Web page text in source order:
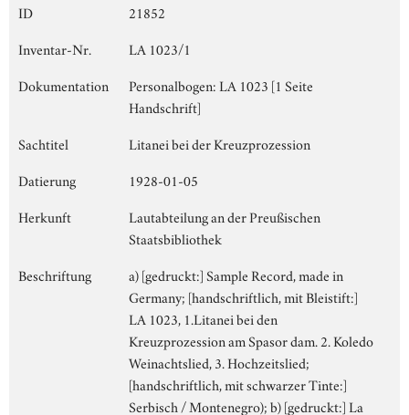
ID
21852
Inventar-Nr.
LA 1023/1
Dokumentation
Personalbogen: LA 1023 [1 Seite
Handschrift]
Sachtitel
Litanei bei der Kreuzprozession
Datierung
1928-01-05
Herkunft
Lautabteilung an der Preußischen
Staatsbibliothek
Beschriftung
a) [gedruckt:] Sample Record, made in
Germany; [handschriftlich, mit Bleistift:]
LA 1023, 1.Litanei bei den
Kreuzprozession am Spasor dam. 2. Koledo
Weinachtslied, 3. Hochzeitslied;
[handschriftlich, mit schwarzer Tinte:]
Serbisch / Montenegro); b) [gedruckt:] La